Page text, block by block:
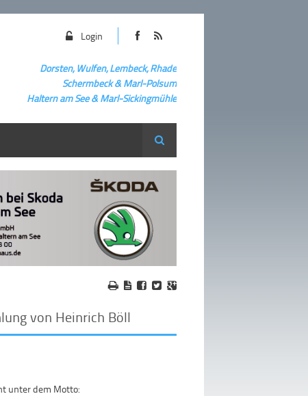
Login
Dorsten, Wulfen, Lembeck, Rhade
Schermbeck& Marl-Polsum
Haltern am See & Marl-Sickingmühle
Suche
von Heinrich Böll
unter dem Motto: